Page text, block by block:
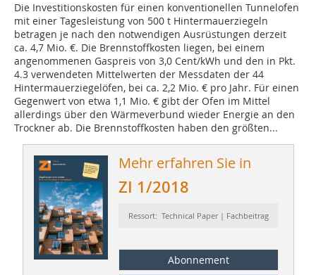
Die Investitionskosten für einen konventionellen Tunnelofen
mit einer Tagesleistung von 500 t Hintermauerziegeln
betragen je nach den notwendigen Ausrüstungen derzeit
ca. 4,7 Mio. €. Die Brennstoffkosten liegen, bei einem
angenommenen Gaspreis von 3,0 Cent/kWh und den in Pkt.
4.3 verwendeten Mittelwerten der Messdaten der 44
Hintermauerziegelöfen, bei ca. 2,2 Mio. € pro Jahr. Für einen
Gegenwert von etwa 1,1 Mio. € gibt der Ofen im Mittel
allerdings über den Wärmeverbund wieder Energie an den
Trockner ab. Die Brennstoffkosten haben den größten...
Mehr erfahren Sie in
ZI 1/2018
Ressort: Technical Paper | Fachbeitrag
Abonnement